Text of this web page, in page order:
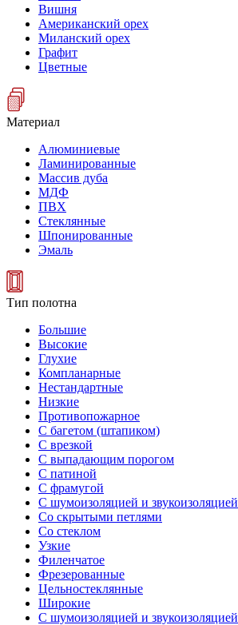
Вишня
Американский орех
Миланский орех
Графит
Цветные
Материал
Алюминиевые
Ламинированные
Массив дуба
МДФ
ПВХ
Стеклянные
Шпонированные
Эмаль
Тип полотна
Большие
Высокие
Глухие
Компланарные
Нестандартные
Низкие
Противопожарное
С багетом (штапиком)
С врезкой
С выпадающим порогом
С патиной
С фрамугой
С шумоизоляцией и звукоизоляцией
Со скрытыми петлями
Со стеклом
Узкие
Филенчатое
Фрезерованные
Цельностеклянные
Широкие
С шумоизоляцией и звукоизоляцией